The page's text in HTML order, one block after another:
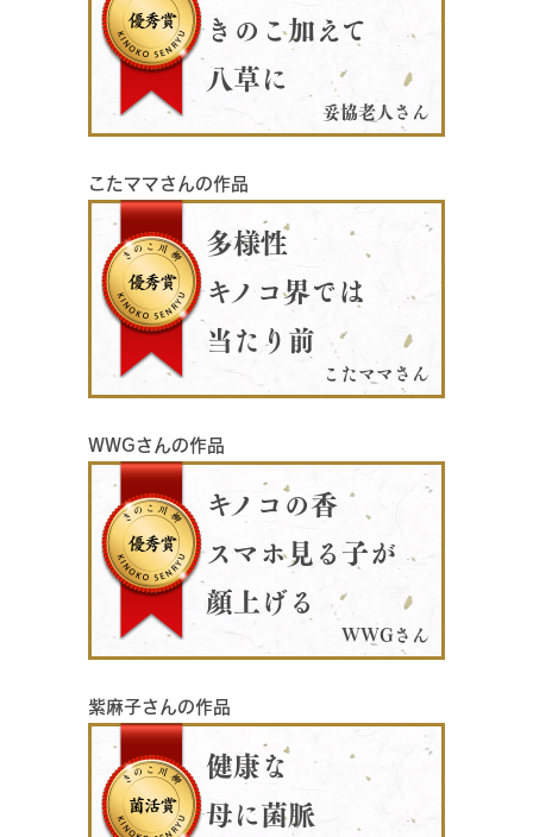
きのこ加えて
八草に
妥協老人さん
こたママさんの作品
多様性
キノコ界では
当たり前
こたママさん
WWGさんの作品
キノコの香
スマホ見る子が
顔上げる
WWGさん
紫麻子さんの作品
健康な
母に菌脈